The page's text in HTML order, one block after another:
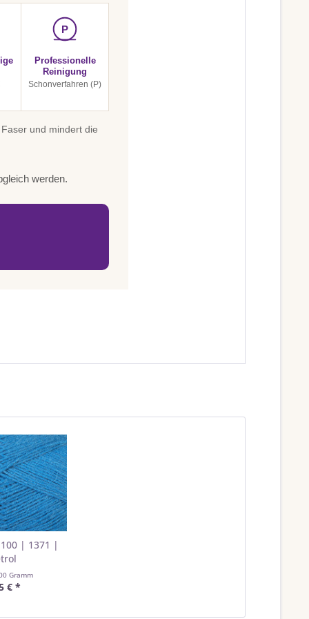
P
Professionelle
Reinigung
Schonverfahren (P)
und mindert die
werden.
| 1371 |
Gramm
€ *